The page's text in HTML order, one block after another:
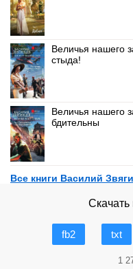
Величья нашего
стыда!
Величья нашего
бдительны
Все книги Василий
Скачать
fb2 txt
1